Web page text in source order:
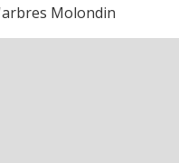
Molondin